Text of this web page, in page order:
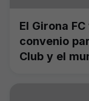
El Girona
convenio
Club y el